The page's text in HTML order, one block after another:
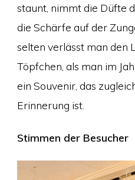
staunt, nimmt die Düfte
die Schärfe auf der
selten verlässt man den
Töpfchen, als man im
ein Souvenir, das
Erinnerung ist.
Stimmen der Besucher